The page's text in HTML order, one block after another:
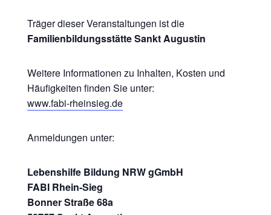
Träger dieser Veranstaltungen ist die
Familienbildungsstätte Sankt Augustin
Weitere Informationen zu Inhalten, Kosten und
Häufigkeiten finden Sie unter:
www.fabi-rheinsieg.de
Anmeldungen unter:
Lebenshilfe Bildung NRW gGmbH
FABI Rhein-Sieg
Bonner Straße 68a